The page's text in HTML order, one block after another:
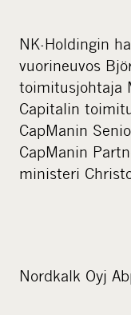
NK-Holdingin
vuorineuvos
toimitusjohtaja
Capitalin
CapManin
CapManin
ministeri
Nordkalk Oyj